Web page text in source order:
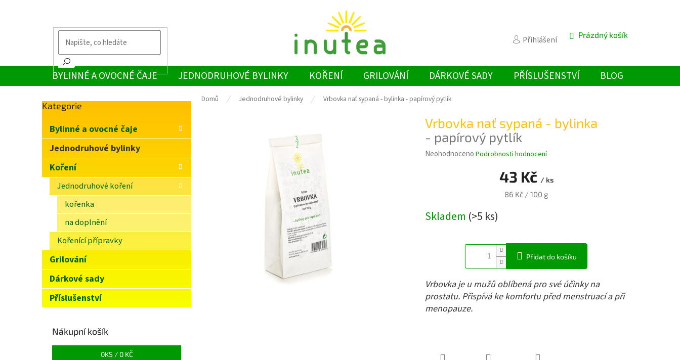
Přihlášení
NÁKUPNÍ
Prázdný košík
BYLINNÉ A OVOCNÉ ČAJE JEDNODRUHOVÉ BYLINKY KOŘENÍ GRILOVÁNÍ DÁRKOVÉ SADY PŘÍSLUŠENSTVÍ BLOG
Domů Jednodruhové bylinky Vrbovka nať sypaná - bylinka - papírový pytlík
P
r
n
Přeskočit
Kategorie
Bylinné a ovocné čaje
Jednodruhové bylinky
Koření
Jednodruhové koření
kořenka
na doplnění
Kořenící přípravky
Grilování
Dárkové sady
Příslušenství
Nákupní košík
0KS / 0 KČ
Vrbovka nať sypaná - bylinka
- papírový pytlík
Průměrné
5
Neohodnoceno Podrobnosti hodnocení
43 Kč / ks
Měrná
86 Kč / 100 g
Skladem (>5 ks)
Přidat do košíku
Vrbovka je u mužů oblíbená pro své účinky na
prostatu. Přispívá ke komfortu před menstruací a při
menopauze.